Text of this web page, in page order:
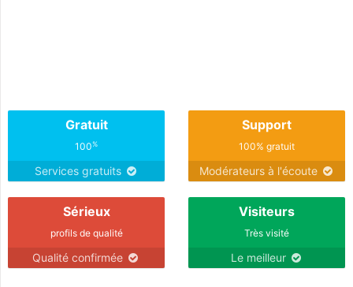
Gratuit
100%
Services gratuits
Support
100% gratuit
Modérateurs à l'écoute
Sérieux
profils de qualité
Qualité confirmée
Visiteurs
Très visité
Le meilleur